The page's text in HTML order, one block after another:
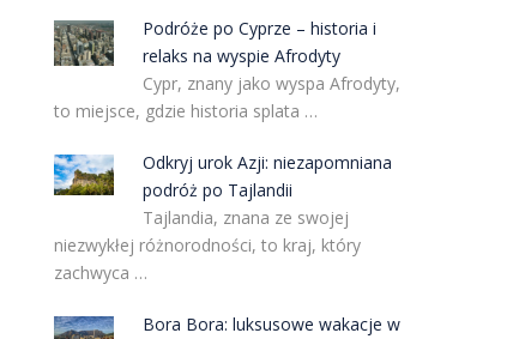
Podróże po Cyprze – historia i
relaks na wyspie Afrodyty
Cypr, znany jako wyspa Afrodyty,
to miejsce, gdzie historia splata …
Odkryj urok Azji: niezapomniana
podróż po Tajlandii
Tajlandia, znana ze swojej
niezwykłej różnorodności, to kraj, który
zachwyca …
Bora Bora: luksusowe wakacje w